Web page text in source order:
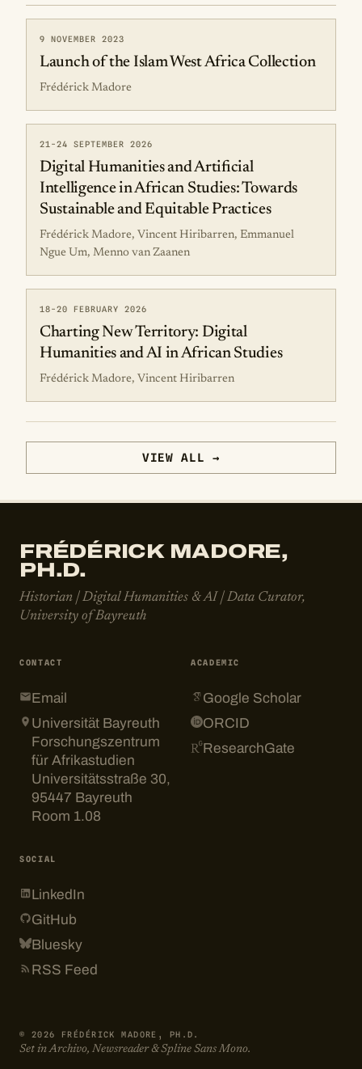
9 NOVEMBER 2023
Launch of the Islam West Africa Collection
Frédérick Madore
21-24 SEPTEMBER 2026
Digital Humanities and Artificial
Intelligence in African Studies: Towards
Sustainable and Equitable Practices
Frédérick Madore, Vincent Hiribarren, Emmanuel
Ngue Um, Menno van Zaanen
18-20 FEBRUARY 2026
Charting New Territory: Digital
Humanities and AI in African Studies
Frédérick Madore, Vincent Hiribarren
VIEW ALL →
FRÉDÉRICK MADORE,
PH.D.
Historian | Digital Humanities & AI | Data Curator,
University of Bayreuth
CONTACT
Email
Universität Bayreuth
Forschungszentrum
für Afrikastudien
Universitätsstraße 30,
95447 Bayreuth
Room 1.08
ACADEMIC
Google Scholar
ORCID
ResearchGate
SOCIAL
LinkedIn
GitHub
Bluesky
RSS Feed
© 2026 FRÉDÉRICK MADORE, PH.D.
Set in Archivo, Newsreader & Spline Sans Mono.